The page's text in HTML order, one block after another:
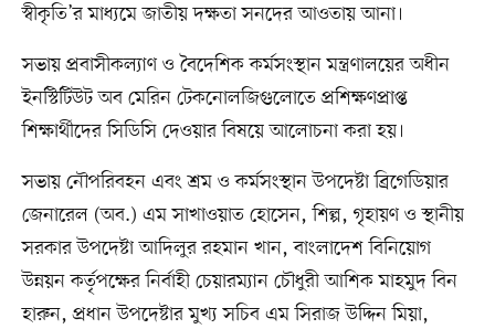
স্বীকৃতি’র মাধ্যমে জাতীয় দক্ষতা সনদের আওতায় আনা।
সভায় প্রবাসীকল্যাণ ও বৈদেশিক কর্মসংস্থান মন্ত্রণালয়ের অধীন
ইনস্টিটিউট অব মেরিন টেকনোলজিগুলোতে প্রশিক্ষণপ্রাপ্ত
শিক্ষার্থীদের সিডিসি দেওয়ার বিষয়ে আলোচনা করা হয়।
সভায় নৌপরিবহন এবং শ্রম ও কর্মসংস্থান উপদেষ্টা ব্রিগেডিয়ার
জেনারেল (অব.) এম সাখাওয়াত হোসেন, শিল্প, গৃহায়ণ ও স্থানীয়
সরকার উপদেষ্টা আদিলুর রহমান খান, বাংলাদেশ বিনিয়োগ
উন্নয়ন কর্তৃপক্ষের নির্বাহী চেয়ারম্যান চৌধুরী আশিক মাহমুদ বিন
হারুন, প্রধান উপদেষ্টার মুখ্য সচিব এম সিরাজ উদ্দিন মিয়া,